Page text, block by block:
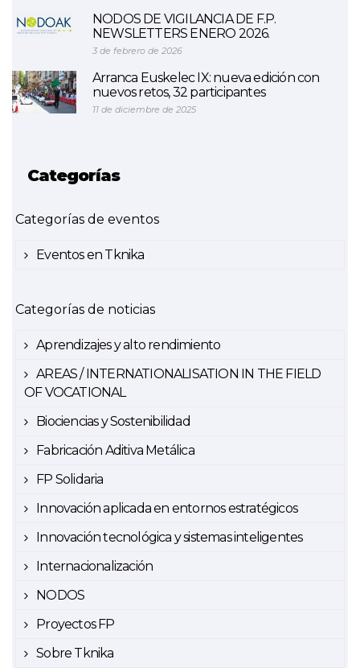
NODOS DE VIGILANCIA DE F.P.
NEWSLETTERS ENERO 2026.
3 de febrero de 2026
Arranca Euskelec IX: nueva edición con
nuevos retos, 32 participantes
11 de diciembre de 2025
Categorías
Categorías de eventos
Eventos en Tknika
Categorías de noticias
Aprendizajes y alto rendimiento
AREAS / INTERNATIONALISATION IN THE FIELD
OF VOCATIONAL
Biociencias y Sostenibilidad
Fabricación Aditiva Metálica
FP Solidaria
Innovación aplicada en entornos estratégicos
Innovación tecnológica y sistemas inteligentes
Internacionalización
NODOS
Proyectos FP
Sobre Tknika